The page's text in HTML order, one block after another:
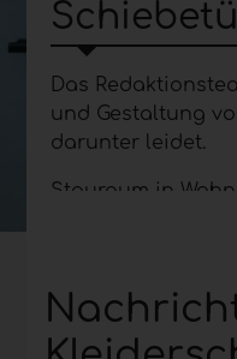
Das
und Gestaltung
darunter leidet.
Stauraum in
Schiebesysteme
eingesetzt, aber